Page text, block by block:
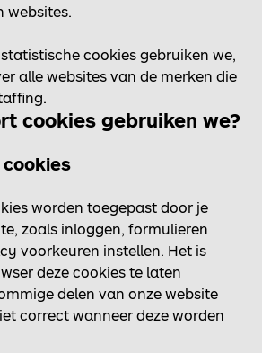
websites.
cookies gebruiken we,
alle websites van de merken die
cookies gebruiken we?
worden toegepast door je
zoals inloggen, formulieren
voorkeuren instellen. Het is
deze cookies te laten
delen van onze website
correct wanneer deze worden